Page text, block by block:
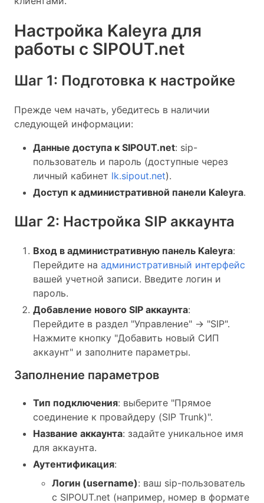
Настройка Kaleyra для
работы с SIPOUT.net
Шаг 1: Подготовка к настройке
Прежде чем начать, убедитесь в наличии
следующей информации:
Данные доступа к SIPOUT.net: sip-
пользователь и пароль (доступные через
личный кабинет lk.sipout.net).
Доступ к административной панели Kaleyra.
Шаг 2: Настройка SIP аккаунта
Вход в административную панель Kaleyra:
Перейдите на административный интерфейс
вашей учетной записи. Введите логин и
пароль.
Добавление нового SIP аккаунта:
Перейдите в раздел "Управление" -> "SIP".
Нажмите кнопку "Добавить новый СИП
аккаунт" и заполните параметры.
Заполнение параметров
Тип подключения: выберите "Прямое
соединение к провайдеру (SIP Trunk)".
Название аккаунта: задайте уникальное имя
для аккаунта.
Аутентификация:
Логин (username): ваш sip-пользователь
с SIPOUT.net (например, номер в формате